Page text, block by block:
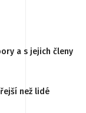
a s jejich členy
než lidé